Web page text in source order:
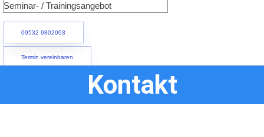
Seminar- / Trainingsangebot
09532 9802003
Termin vereinbaren
Kontakt